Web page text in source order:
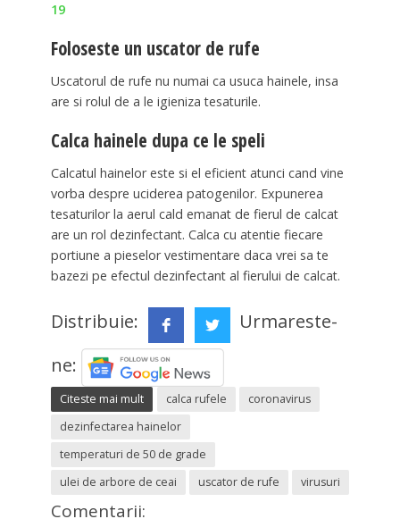
19
Foloseste un uscator de rufe
Uscatorul de rufe nu numai ca usuca hainele, insa
are si rolul de a le igieniza tesaturile.
Calca hainele dupa ce le speli
Calcatul hainelor este si el eficient atunci cand vine
vorba despre uciderea patogenilor. Expunerea
tesaturilor la aerul cald emanat de fierul de calcat
are un rol dezinfectant. Calca cu atentie fiecare
portiune a pieselor vestimentare daca vrei sa te
bazezi pe efectul dezinfectant al fierului de calcat.
Distribuie:
Urmareste-
ne:
Citeste mai mult calca rufele
coronavirus
dezinfectarea hainelor
temperaturi de 50 de grade
ulei de arbore de ceai
uscator de rufe virusuri
Comentarii: